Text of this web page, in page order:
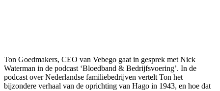
Ton Goedmakers, CEO van Vebego gaat in gesprek met Nick
Waterman in de podcast ‘Bloedband & Bedrijfsvoering’. In de
podcast over Nederlandse familiebedrijven vertelt Ton het
bijzondere verhaal van de oprichting van Hago in 1943, en hoe dat